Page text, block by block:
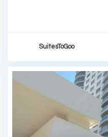
SuitesToGoo